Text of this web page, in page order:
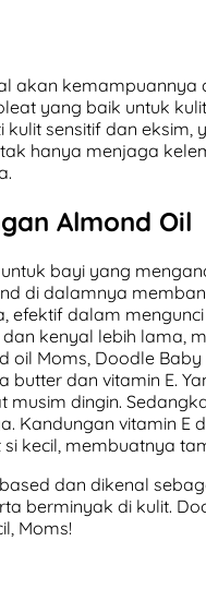
akan
yang baik untuk
sensitif dan
hanya menjaga
Almond Oil
bayi yang
di dalamnya
efektif dalam
kenyal lebih lama,
oil Moms, Doodle
butter dan vitamin E.
dingin.
Kandungan vitamin E
kecil, membuatnya
dan dikenal
berminyak di kulit.
Moms!